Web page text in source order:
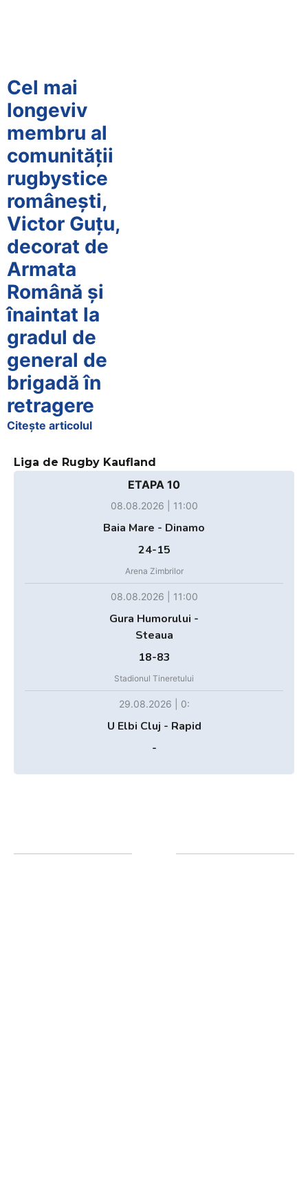
Cel mai
longeviv
membru al
comunității
rugbystice
românești,
Victor Guțu,
decorat de
Armata
Română și
înaintat la
gradul de
general de
brigadă în
retragere
Citește articolul
Liga de Rugby Kaufland
ETAPA 10
08.08.2026 | 11:00
Baia Mare - Dinamo
24-15
Arena Zimbrilor
08.08.2026 | 11:00
Gura Humorului -
Steaua
18-83
Stadionul Tineretului
29.08.2026 | 0:
U Elbi Cluj - Rapid
-